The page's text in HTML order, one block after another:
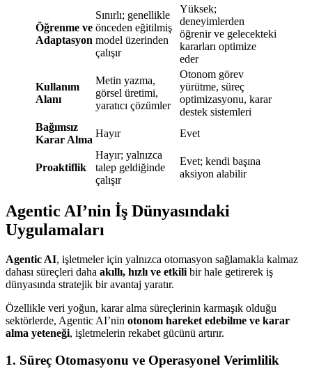
Öğrenme ve
Adaptasyon
Sınırlı; genellikle
önceden eğitilmiş
model üzerinden
çalışır
Yüksek;
deneyimlerden
öğrenir ve gelecekteki
kararları optimize
eder
Kullanım
Alanı
Metin yazma,
görsel üretimi,
yaratıcı çözümler
Otonom görev
yürütme, süreç
optimizasyonu, karar
destek sistemleri
Bağımsız
Karar Alma
Hayır Evet
Proaktiflik
Hayır; yalnızca
talep geldiğinde
çalışır
Evet; kendi başına
aksiyon alabilir
Agentic AI’nin İş Dünyasındaki
Uygulamaları
Agentic AI, işletmeler için yalnızca otomasyon sağlamakla kalmaz
dahası süreçleri daha akıllı, hızlı ve etkili bir hale getirerek iş
dünyasında stratejik bir avantaj yaratır.
Özellikle veri yoğun, karar alma süreçlerinin karmaşık olduğu
sektörlerde, Agentic AI’nin otonom hareket edebilme ve karar
alma yeteneği, işletmelerin rekabet gücünü artırır.
1. Süreç Otomasyonu ve Operasyonel Verimlilik